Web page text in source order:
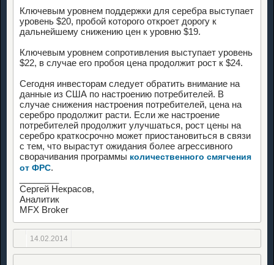
Ключевым уровнем поддержки для серебра выступает
уровень $20, пробой которого откроет дорогу к
дальнейшему снижению цен к уровню $19.
Ключевым уровнем сопротивления выступает уровень
$22, в случае его пробоя цена продолжит рост к $24.
Сегодня инвесторам следует обратить внимание на
данные из США по настроению потребителей. В
случае снижения настроения потребителей, цена на
серебро продолжит расти. Если же настроение
потребителей продолжит улучшаться, рост цены на
серебро краткосрочно может приостановиться в связи
с тем, что вырастут ожидания более агрессивного
сворачивания программы количественного смягчения
от ФРС.
Сергей Некрасов,
Аналитик
MFX Broker
14.02.2014